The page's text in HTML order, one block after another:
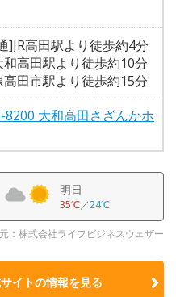
]JR高田駅より徒歩約4分
和高田駅より徒歩約10分
高田市駅より徒歩約15分
8200 大和高田さざんかホ
明日
35℃／24℃
：株式会社ライフビジネスウェザー
イトの情報を見る